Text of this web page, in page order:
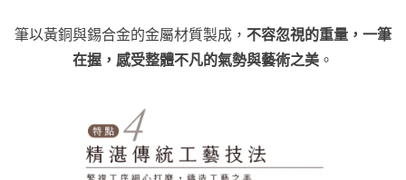
筆以黃銅與錫合金的金屬材質製成， 不容忽視的重量，一筆
在握， 感受整體不凡的氣勢與藝術之美 。